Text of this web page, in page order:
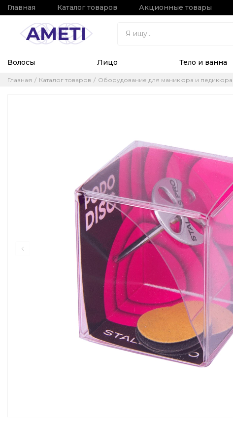
Главная Каталог товаров Акционные товары
Волосы Лицо Тело и ванна
Главная Каталог товаров Оборудование для маникюра и педикюра